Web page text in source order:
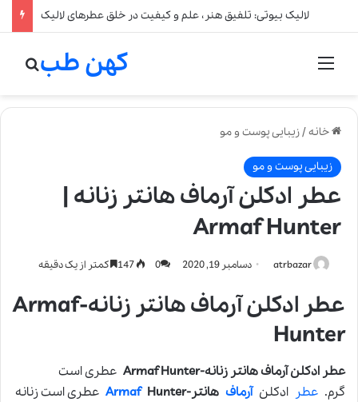
لالیک بیوتی: تلفیق هنر، علم و کیفیت در خلق عطرهای لالیک
منو کهن طب
خانه/زیبایی پوست و مو
زیبایی پوست و مو
عطر ادکلن آرماف هانتر زنانه |
Armaf Hunter
atrbazar دسامبر 19, 2020 0 کمتر از یک دقیقه
عطر ادکلن آرماف هانتر زنانه-Armaf
Hunter
عطر ادکلن آرماف هانتر زنانه-Armaf Hunter
عطری است
گرم. عطر ادکلنآرماف هانتر- ArmafHunter
عطری است زنانه